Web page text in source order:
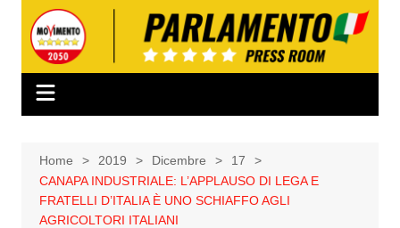
contenuto
Home 2019 Dicembre
17
CANAPA INDUSTRIALE: L’APPLAUSO DI LEGA E
FRATELLI D’ITALIA È UNO SCHIAFFO AGLI
AGRICOLTORI ITALIANI